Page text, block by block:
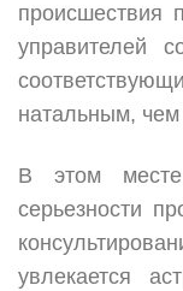
происшествия
управителей
натальным, чем
В этом
серьезности
увлекается